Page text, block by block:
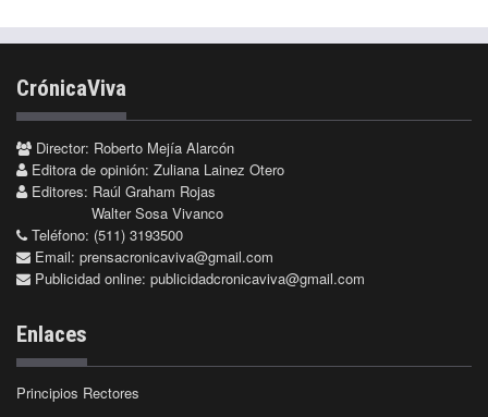
CrónicaViva
Director: Roberto Mejía Alarcón
Editora de opinión: Zuliana Lainez Otero
Editores: Raúl Graham Rojas
Walter Sosa Vivanco
Teléfono: (511) 3193500
Email: prensacronicaviva@gmail.com
Publicidad online: publicidadcronicaviva@gmail.com
Enlaces
Principios Rectores